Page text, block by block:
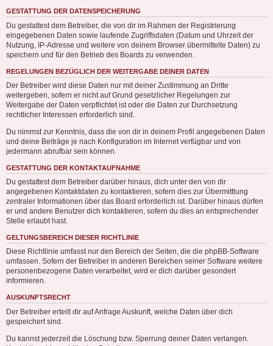
GESTATTUNG DER DATENSPEICHERUNG
Du gestattest dem Betreiber, die von dir im Rahmen der Registrierung
eingegebenen Daten sowie laufende Zugriffsdaten (Datum und Uhrzeit der
Nutzung, IP-Adresse und weitere von deinem Browser übermittelte Daten) zu
speichern und für den Betrieb des Boards zu verwenden.
REGELUNGEN BEZÜGLICH DER WEITERGABE DEINER DATEN
Der Betreiber wird diese Daten nur mit deiner Zustimmung an Dritte
weitergeben, sofern er nicht auf Grund gesetzlicher Regelungen zur
Weitergabe der Daten verpflichtet ist oder die Daten zur Durchsetzung
rechtlicher Interessen erforderlich sind.
Du nimmst zur Kenntnis, dass die von dir in deinem Profil angegebenen Daten
und deine Beiträge je nach Konfiguration im Internet verfügbar und von
jedermann abrufbar sein können.
GESTATTUNG DER KONTAKTAUFNAHME
Du gestattest dem Betreiber darüber hinaus, dich unter den von dir
angegebenen Kontaktdaten zu kontaktieren, sofern dies zur Übermittlung
zentraler Informationen über das Board erforderlich ist. Darüber hinaus dürfen
er und andere Benutzer dich kontaktieren, sofern du dies an entsprechender
Stelle erlaubt hast.
GELTUNGSBEREICH DIESER RICHTLINIE
Diese Richtlinie umfasst nur den Bereich der Seiten, die die phpBB-Software
umfassen. Sofern der Betreiber in anderen Bereichen seiner Software weitere
personenbezogene Daten verarbeitet, wird er dich darüber gesondert
informieren.
AUSKUNFTSRECHT
Der Betreiber erteilt dir auf Anfrage Auskunft, welche Daten über dich
gespeichert sind.
Du kannst jederzeit die Löschung bzw. Sperrung deiner Daten verlangen.